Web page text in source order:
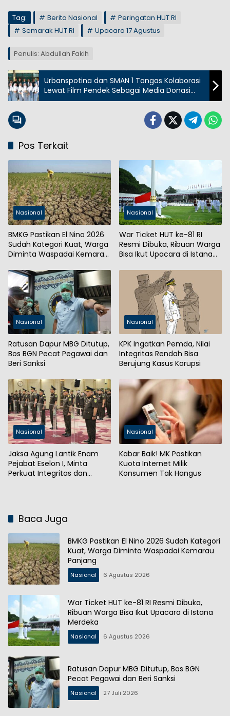
Tag: Berita Nasional
Peringatan HUT RI
Semarak HUT RI
Upacara 17 Agustus
Penulis: Abdullah Fakih
Urbanspotina dan SMAN 1 Tongas Kolaborasi
Lewat Film Pendek Sebagai Media Donasi
Kreatif
Pos Terkait
Nasional
BMKG Pastikan El Nino 2026
Sudah Kategori Kuat, Warga
Diminta Waspadai Kemarau
Nasional
War Ticket HUT ke-81 RI
Resmi Dibuka, Ribuan Warga
Bisa Ikut Upacara di Istana
Nasional
Ratusan Dapur MBG Ditutup,
Bos BGN Pecat Pegawai dan
Beri Sanksi
Nasional
KPK Ingatkan Pemda, Nilai
Integritas Rendah Bisa
Berujung Kasus Korupsi
Nasional
Jaksa Agung Lantik Enam
Pejabat Eselon I, Minta
Perkuat Integritas dan
Nasional
Kabar Baik! MK Pastikan
Kuota Internet Milik
Konsumen Tak Hangus
Baca Juga
BMKG Pastikan El Nino 2026 Sudah Kategori
Kuat, Warga Diminta Waspadai Kemarau
Panjang
Nasional 6 Agustus 2026
War Ticket HUT ke-81 RI Resmi Dibuka,
Ribuan Warga Bisa Ikut Upacara di Istana
Merdeka
Nasional 6 Agustus 2026
Ratusan Dapur MBG Ditutup, Bos BGN
Pecat Pegawai dan Beri Sanksi
Nasional 27 Juli 2026